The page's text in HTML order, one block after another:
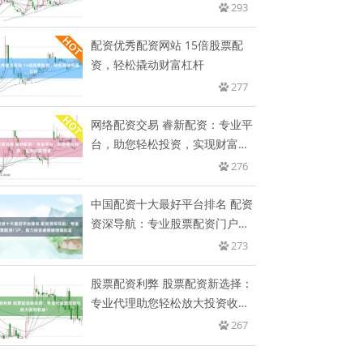
293
配资优秀配资网站 15倍股票配
资，轻松撬动财富杠杆
277
网络配资交易 睿新配资：专业平
台，助您轻松投资，实现财富增
276
中国配资十大最好平台排名 配资
资深导航：专业股票配资门户，
273
股票配资利弊 股票配资新选择：
专业代理助您轻松放大投资收
267